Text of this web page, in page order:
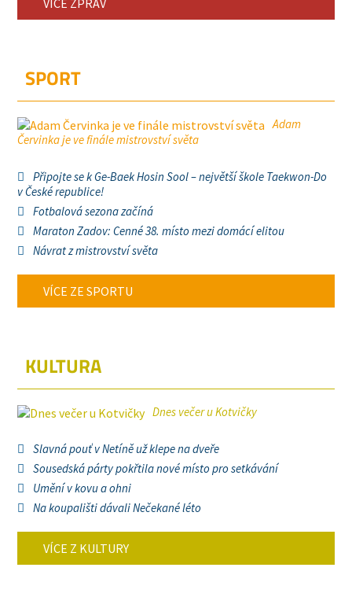
VÍCE ZPRÁV
SPORT
Adam
Červinka je ve finále mistrovství světa
Připojte se k Ge-Baek Hosin Sool – největší škole Taekwon-Do
v České republice!
Fotbalová sezona začíná
Maraton Zadov: Cenné 38. místo mezi domácí elitou
Návrat z mistrovství světa
VÍCE ZE SPORTU
KULTURA
Dnes večer u Kotvičky
Slavná pouť v Netíně už klepe na dveře
Sousedská párty pokřtila nové místo pro setkávání
Umění v kovu a ohni
Na koupališti dávali Nečekané léto
VÍCE Z KULTURY